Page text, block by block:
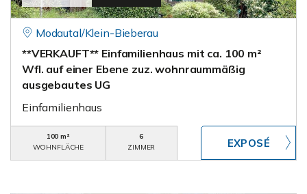
Modautal/Klein-Bieberau
**VERKAUFT** Einfamilienhaus mit ca. 100 m²
Wfl. auf einer Ebene zuz. wohnraummäßig
ausgebautes UG
Einfamilienhaus
100 m²
WOHNFLÄCHE
6
ZIMMER